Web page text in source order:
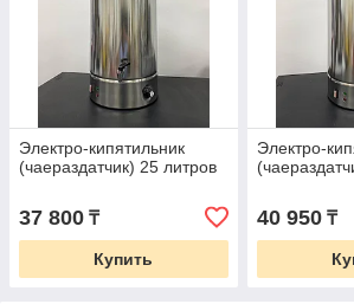
Электро-кипятильник
(чаераздатчик) 25 литров
37 800 ₸
Купить
Электро-
40 950₸